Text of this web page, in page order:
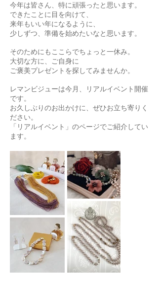
今年は皆さん、特に頑張ったと思います。
できたことに目を向けて、
来年もいい年になるように、
少しずつ、準備を始めたいなと思います。
そのためにもここらでちょっと一休み。
大切な方に、ご自身に
​ご褒美プレゼントを探してみませんか。
レマンビジューは今月、リアルイベント開催
です。
お久しぶりのお出かけに、ぜひお立ち寄りく
ださい。
「リアルイベント」のページでご紹介してい
ます。